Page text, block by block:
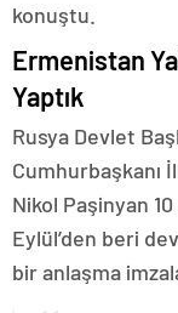
konuştu.
Ermenistan
Yaptık
Rusya Devlet
Cumhurbaşkanı
Nikol Paşinyan
Eylül’den beri
bir anlaşma